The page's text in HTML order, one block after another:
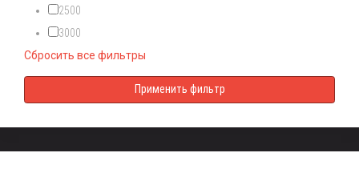
2500
3000
Сбросить все фильтры